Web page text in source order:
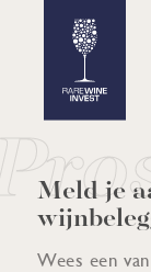
Meld je
Wees een